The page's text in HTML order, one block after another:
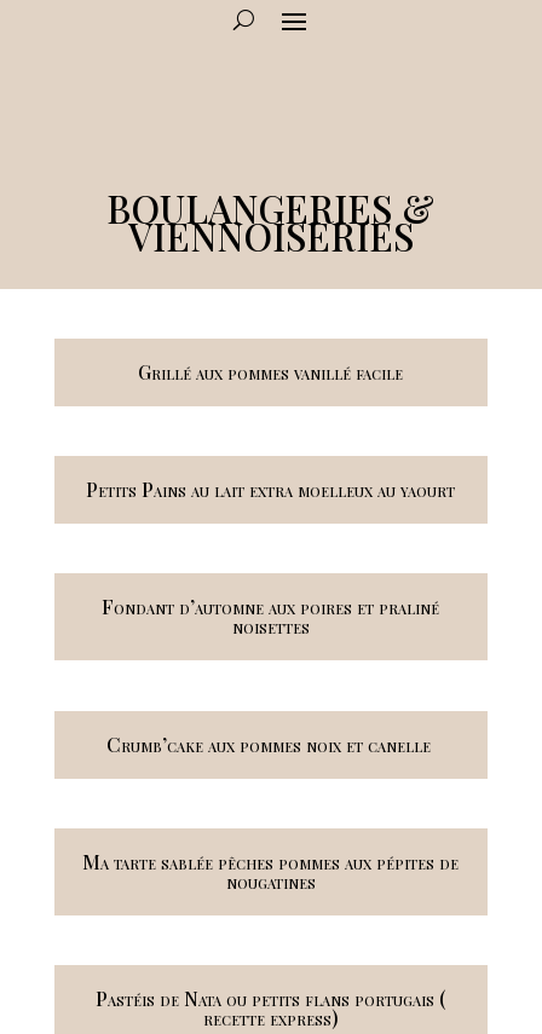
BOULANGERIES &
VIENNOISERIES
Grillé aux pommes vanillé facile
Petits Pains au lait extra moelleux au yaourt
Fondant d’automne aux poires et praliné
noisettes
Crumb’cake aux pommes noix et canelle
Ma tarte sablée pêches pommes aux pépites de
nougatines
Pastéis de Nata ou petits flans portugais (
recette express)